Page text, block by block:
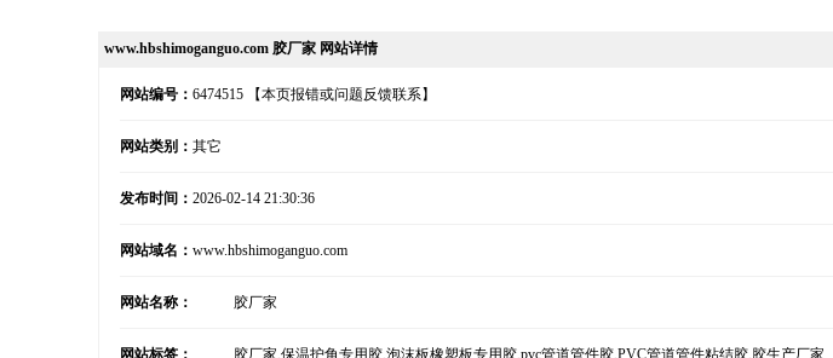
www.hbshimoganguo.com 胶厂家 网站详情
网站编号： 6474515 【本页报错或问题反馈联系】
网站类别： 其它
发布时间： 2026-02-14 21:30:36
网站域名： www.hbshimoganguo.com
网站名称： 胶厂家
网站标签： 胶厂家,保温护角专用胶,泡沫板橡塑板专用胶,pvc管道管件胶,PVC管道管件粘结胶,胶生产厂家